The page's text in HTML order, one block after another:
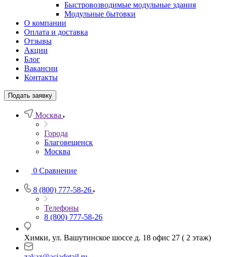
Быстровозводимые модульные здания
Модульные бытовки
О компании
Оплата и доставка
Отзывы
Акции
Блог
Вакансии
Контакты
Подать заявку
Москва
Города
Благовещенск
Москва
0 Сравнение
8 (800) 777-58-26
Телефоны
8 (800) 777-58-26
Химки, ул. Вашутинское шоссе д. 18 офис 27 ( 2 этаж)